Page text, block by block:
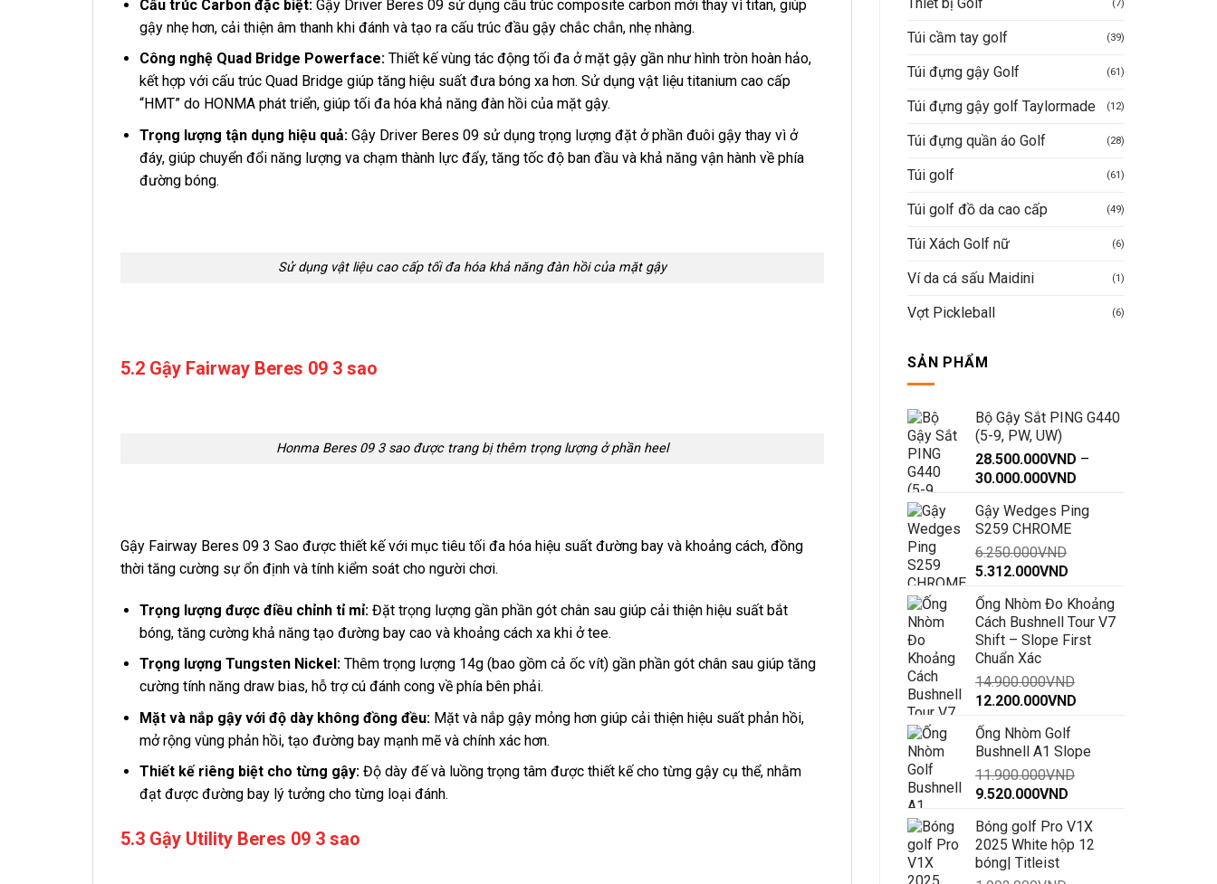
(7)
Túi cầm tay golf (39)
Túi đựng gậy Golf (61)
Túi đựng gậy golf Taylormade (12)
Túi đựng quần áo Golf (28)
Túi golf (61)
Túi golf đồ da cao cấp (49)
Túi Xách Golf nữ (6)
Ví da cá sấu Maidini (1)
Vợt Pickleball (6)
SẢN PHẨM
Bộ Gậy Sắt PING G440
(5-9, PW, UW)
28.500.000VND –
30.000.000VND
từ
Gậy Wedges Ping
S259 CHROME
6.250.000VND
Giá
là:
6.250.000VND.
5.312.000VND
tại
là:
5.312.000VND.
Ống Nhòm Đo Khoảng
Cách Bushnell Tour V7
Shift – Slope First
Chuẩn Xác
14.900.000VND
Giá
là:
14.900.000VND.
12.200.000VND
là:
Ống Nhòm Golf
Bushnell A1 Slope
11.900.000VND
Giá
là:
11.900.000VND.
9.520.000VND
tại
là:
Bóng golf Pro V1X
2025 White hộp 12
bóng| Titleist
Cấu trúc Carbon đặc biệt: Gậy Driver Beres 09 sử dụng cấu trúc composite carbon mới thay vì titan, giúp
gậy nhẹ hơn, cải thiện âm thanh khi đánh và tạo ra cấu trúc đầu gậy chắc chắn, nhẹ nhàng.
Công nghệ Quad Bridge Powerface: Thiết kế vùng tác động tối đa ở mặt gậy gần như hình tròn hoàn hảo,
kết hợp với cấu trúc Quad Bridge giúp tăng hiệu suất đưa bóng xa hơn. Sử dụng vật liệu titanium cao cấp
“HMT” do HONMA phát triển, giúp tối đa hóa khả năng đàn hồi của mặt gậy.
Trọng lượng tận dụng hiệu quả: Gậy Driver Beres 09 sử dụng trọng lượng đặt ở phần đuôi gậy thay vì ở
đáy, giúp chuyển đổi năng lượng va chạm thành lực đẩy, tăng tốc độ ban đầu và khả năng vận hành về phía
đường bóng.
Sử dụng vật liệu cao cấp tối đa hóa khả năng đàn hồi của mặt gậy
5.2 Gậy Fairway Beres 09 3 sao
Honma Beres 09 3 sao được trang bị thêm trọng lượng ở phần heel
Gậy Fairway Beres 09 3 Sao được thiết kế với mục tiêu tối đa hóa hiệu suất đường bay và khoảng cách, đồng
thời tăng cường sự ổn định và tính kiểm soát cho người chơi.
Trọng lượng được điều chỉnh tỉ mỉ: Đặt trọng lượng gần phần gót chân sau giúp cải thiện hiệu suất bắt
bóng, tăng cường khả năng tạo đường bay cao và khoảng cách xa khi ở tee.
Trọng lượng Tungsten Nickel: Thêm trọng lượng 14g (bao gồm cả ốc vít) gần phần gót chân sau giúp tăng
cường tính năng draw bias, hỗ trợ cú đánh cong về phía bên phải.
Mặt và nắp gậy với độ dày không đồng đều:Mặt và nắp gậy mỏng hơn giúp cải thiện hiệu suất phản hồi,
mở rộng vùng phản hồi, tạo đường bay mạnh mẽ và chính xác hơn.
Thiết kế riêng biệt cho từng gậy: Độ dày đế và luồng trọng tâm được thiết kế cho từng gậy cụ thể, nhằm
đạt được đường bay lý tưởng cho từng loại đánh.
5.3 Gậy Utility Beres 09 3 sao